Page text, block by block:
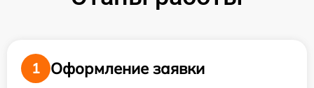
1
Оформление заявки